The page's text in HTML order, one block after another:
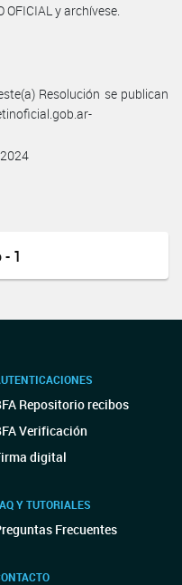
OFICIAL y archívese.
Resolución se publican
1
Repositorio recibos
Verificación
digital
Y TUTORIALES
Frecuentes